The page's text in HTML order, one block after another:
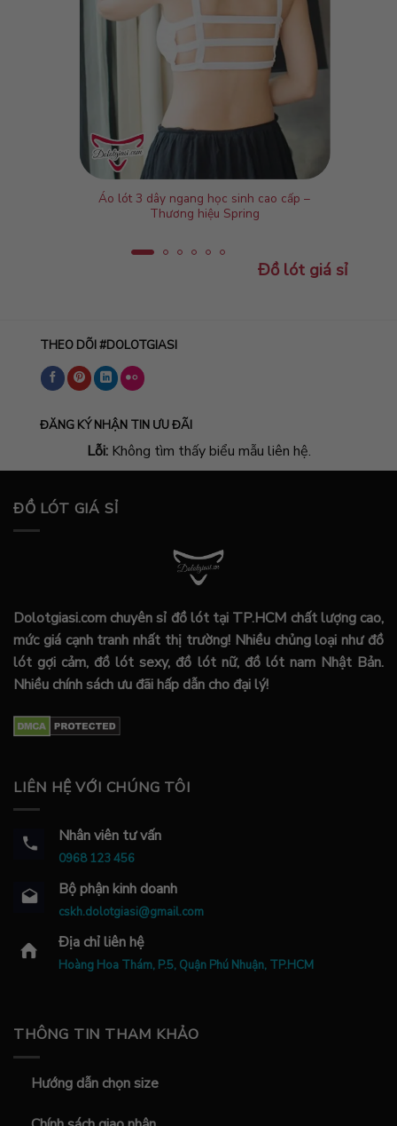
Áo lót 3 dây ngang học sinh cao cấp –
Thương hiệu Spring
Đồ lót giá sỉ
THEO DÕI #DOLOTGIASI
ĐĂNG KÝ NHẬN TIN ƯU ĐÃI
Lỗi:Không tìm thấy biểu mẫu liên hệ.
ĐỒ LÓT GIÁ SỈ
Dolotgiasi.com chuyên sỉ đồ lót tại TP.HCM chất lượng cao,
mức giá cạnh tranh nhất thị trường! Nhiều chủng loại như đồ
lót gợi cảm, đồ lót sexy, đồ lót nữ, đồ lót nam Nhật Bản.
Nhiều chính sách ưu đãi hấp dẫn cho đại lý!
LIÊN HỆ VỚI CHÚNG TÔI
Nhân viên tư vấn
0968 123 456
Bộ phận kinh doanh
cskh.dolotgiasi@gmail.com
Địa chỉ liên hệ
Hoàng Hoa Thám, P.5, Quận Phú Nhuận, TP.HCM
THÔNG TIN THAM KHẢO
Hướng dẫn chọn size